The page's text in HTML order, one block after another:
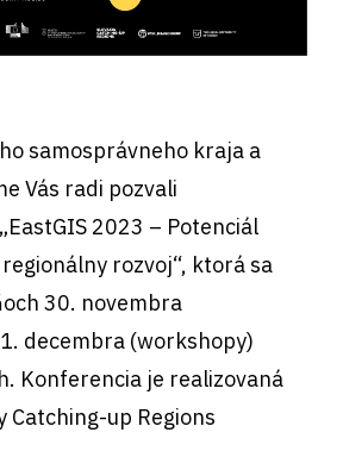
samosprávneho kraja a
Vás radi pozvali
2023 – Potenciál
rozvoj“, ktorá sa
30. novembra
decembra (workshopy)
Konferencia je realizovaná
Catching-up Regions